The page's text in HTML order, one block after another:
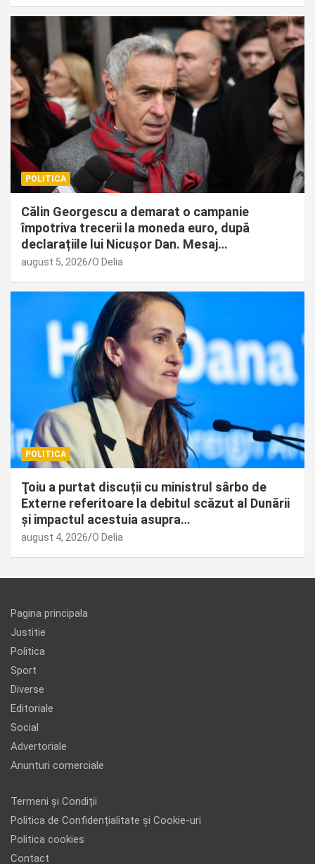
POLITICA
Călin Georgescu a demarat o campanie
împotriva trecerii la moneda euro, după
declarațiile lui Nicușor Dan. Mesaj…
august 5, 2026 O Delia
POLITICA
Ţoiu a purtat discuții cu ministrul sârbo de
Externe referitoare la debitul scăzut al Dunării
și impactul acestuia asupra…
august 4, 2026 O Delia
Pagina principala
Justitie
Politica
Sport
Diverse
Editoriale
Social
Advertoriale
Anunturi comerciale
Termeni și Condiții
Politica de Confidențialitate și Cookie-uri
Politica cookies
Contact